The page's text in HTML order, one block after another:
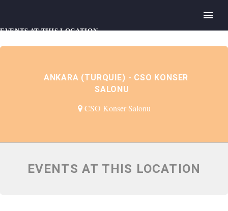
EVENTS AT THIS LOCATION
ANKARA (TURQUIE) - CSO KONSER
SALONU
CSO Konser Salonu
EVENTS AT THIS LOCATION